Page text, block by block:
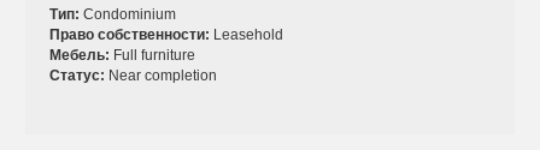
Тип: Condominium
Право собственности: Leasehold
Мебель: Full furniture
Статус: Near completion